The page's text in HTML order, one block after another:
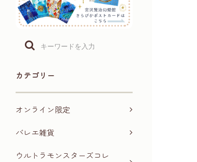
カテゴリー
オンライン限定
バレエ雑貨
ウルトラモンスターズコレ